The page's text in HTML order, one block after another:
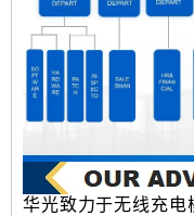
华光致力于无线充电